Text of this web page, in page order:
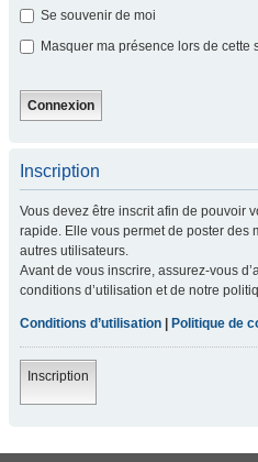
Se souvenir de moi
Masquer ma présence lors de cette
Inscription
Vous devez être inscrit afin de pouvoir
rapide. Elle vous permet de poster des
autres utilisateurs.
Avant de vous inscrire, assurez-vous
conditions d’utilisation et de notre
Conditions d’utilisation Politique de
Inscription